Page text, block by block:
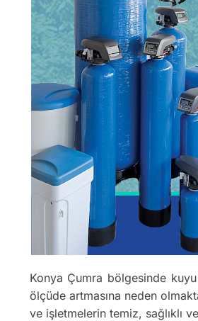
Konya Çumra bölgesinde
ölçüde artmasına neden
ve işletmelerin temiz, sağlıklı